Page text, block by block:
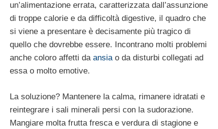
un’alimentazione errata, caratterizzata dall’assunzione
di troppe calorie e da difficoltà digestive, il quadro che
si viene a presentare è decisamente più tragico di
quello che dovrebbe essere. Incontrano molti problemi
anche coloro affetti da ansiao da disturbi collegati ad
essa o molto emotive.
La soluzione? Mantenere la calma, rimanere idratati e
reintegrare i sali minerali persi con la sudorazione.
Mangiare molta frutta fresca e verdura di stagione e